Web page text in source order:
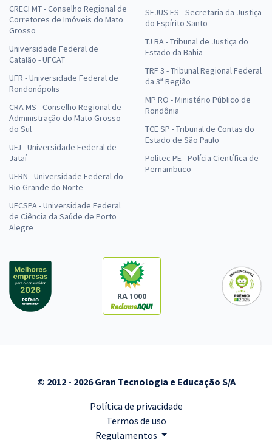
CRECI MT - Conselho Regional de
Corretores de Imóveis do Mato
Grosso
Universidade Federal de
Catalão - UFCAT
UFR - Universidade Federal de
Rondonópolis
CRA MS - Conselho Regional de
Administração do Mato Grosso
do Sul
UFJ - Universidade Federal de
Jataí
UFRN - Universidade Federal do
Rio Grande do Norte
UFCSPA - Universidade Federal
de Ciência da Saúde de Porto
Alegre
SEJUS ES - Secretaria da Justiça
do Espírito Santo
TJ BA - Tribunal de Justiça do
Estado da Bahia
TRF 3 - Tribunal Regional Federal
da 3ª Região
MP RO - Ministério Público de
Rondônia
TCE SP - Tribunal de Contas do
Estado de São Paulo
Politec PE - Polícia Científica de
Pernambuco
RA 1000
© 2012 - 2026 Gran Tecnologia e Educação S/A
Política de privacidade
Termos de uso
Regulamentos